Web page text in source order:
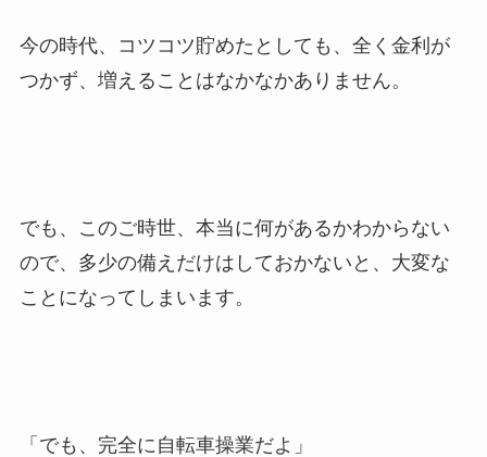
今の時代、コツコツ貯めたとしても、全く金利が
つかず、増えることはなかなかありません。
でも、このご時世、本当に何があるかわからない
ので、多少の備えだけはしておかないと、大変な
ことになってしまいます。
「でも、完全に自転車操業だよ」